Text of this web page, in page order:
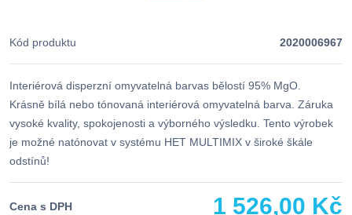
Kód produktu 2020006967
Interiérová disperzní omyvatelná barvas bělostí 95% MgO.
Krásně bílá nebo tónovaná interiérová omyvatelná barva. Záruka
vysoké kvality, spokojenosti a výborného výsledku. Tento výrobek
je možné natónovat v systému HET MULTIMIX v široké škále
odstínů!
Cena s DPH 1 526,00 Kč